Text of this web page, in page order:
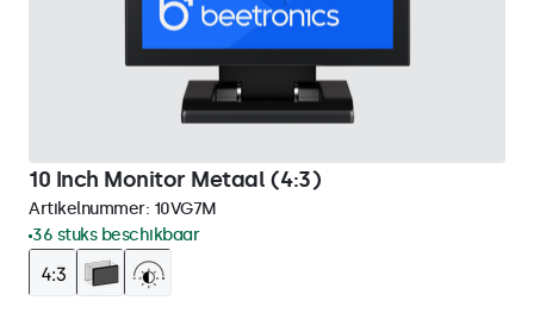
10 Inch Monitor Metaal (4:3)
Artikelnummer: 10VG7M
36 stuks beschikbaar